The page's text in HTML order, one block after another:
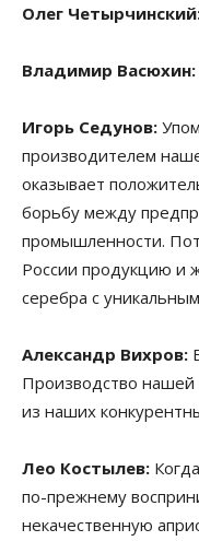
Олег
Владимир Васюхин:
Игорь Седунов:
производителем
оказывает
борьбу между
промышленности.
России продукцию и
серебра с
Александр Вихров:
Производство
из наших
Лео Костылев:
по-прежнему
некачественную